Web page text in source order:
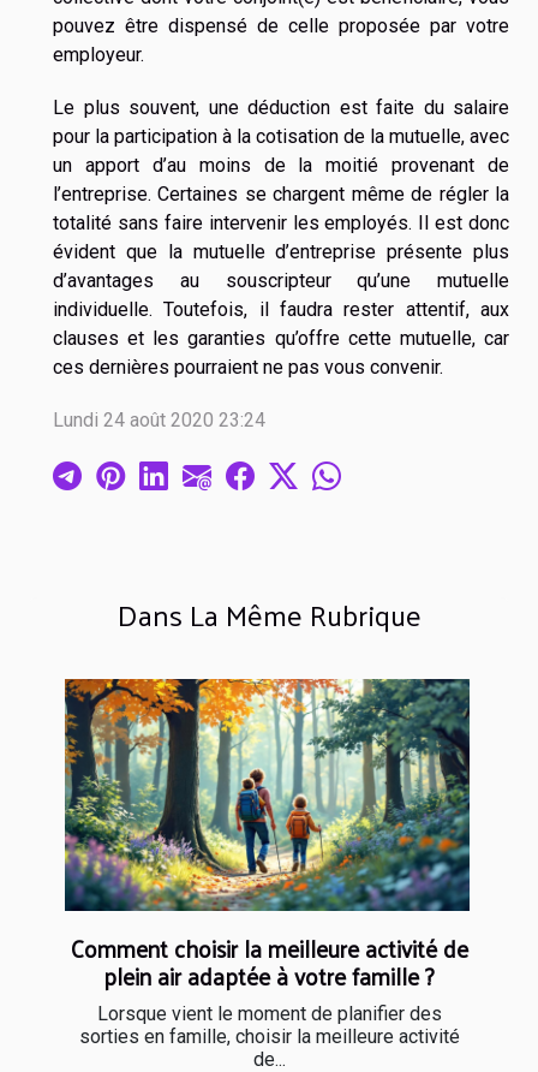
Dans La Même Rubrique
Comment choisir la meilleure activité de
plein air adaptée à votre famille ?
Lorsque vient le moment de planifier des
sorties en famille, choisir la meilleure activité
de...
pouvez être dispensé de celle proposée par votre
employeur.
Le plus souvent, une déduction est faite du salaire
pour la participation à la cotisation de la mutuelle, avec
un apport d’au moins de la moitié provenant de
l’entreprise. Certaines se chargent même de régler la
totalité sans faire intervenir les employés. Il est donc
évident que la mutuelle d’entreprise présente plus
d’avantages au souscripteur qu’une mutuelle
individuelle. Toutefois, il faudra rester attentif, aux
clauses et les garanties qu’offre cette mutuelle, car
ces dernières pourraient ne pas vous convenir.
Lundi 24 août 2020 23:24